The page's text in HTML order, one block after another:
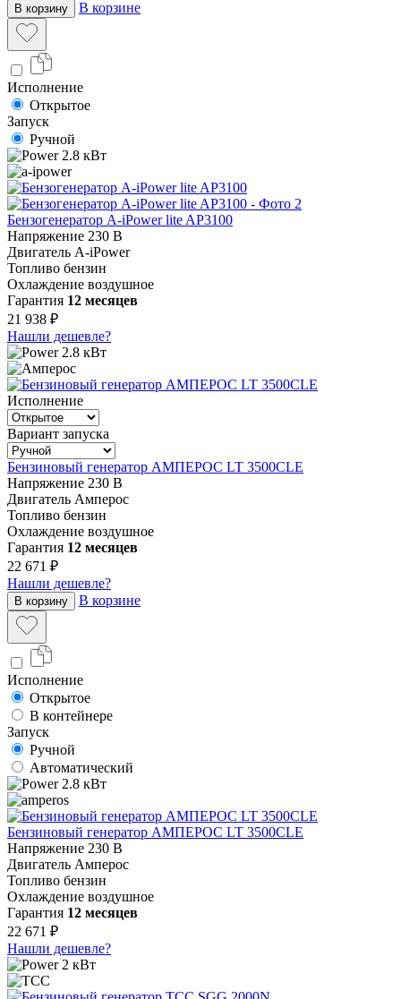
В корзину В корзине
Исполнение
Открытое
Запуск
Ручной
2.8 кВт
Бензогенератор A-iPower lite AP3100
Напряжение 230 В
Двигатель A-iPower
Топливо бензин
Охлаждение воздушное
Гарантия 12 месяцев
21 938 ₽
Нашли дешевле?
2.8 кВт
Исполнение
Вариант запуска
Бензиновый генератор АМПЕРОС LT 3500CLE
Напряжение 230 В
Двигатель Амперос
Топливо бензин
Охлаждение воздушное
Гарантия 12 месяцев
22 671 ₽
Нашли дешевле?
В корзину В корзине
Исполнение
Открытое
В контейнере
Запуск
Ручной
Автоматический
2.8 кВт
Бензиновый генератор АМПЕРОС LT 3500CLE
Напряжение 230 В
Двигатель Амперос
Топливо бензин
Охлаждение воздушное
Гарантия 12 месяцев
22 671 ₽
Нашли дешевле?
2 кВт